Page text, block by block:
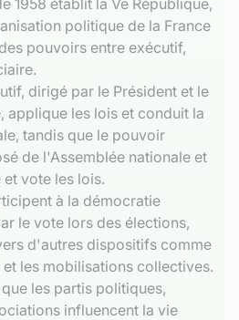
politique de la France
pouvoirs entre exécutif,
dirigé par le Président et le
applique les lois et conduit la
tandis que le pouvoir
de l'Assemblée nationale et
vote les lois.
à la démocratie
le vote lors des élections,
d'autres dispositifs comme
les mobilisations collectives.
les partis politiques,
influencent la vie